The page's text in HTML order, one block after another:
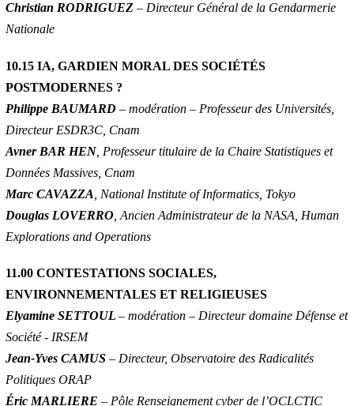
Christian RODRIGUEZ – Directeur Général de la Gendarmerie
Nationale
10.15 IA, GARDIEN MORAL DES SOCIÉTÉS
POSTMODERNES ?
Philippe BAUMARD – modération – Professeur des Universités,
Directeur ESDR3C, Cnam
Avner BAR HEN, Professeur titulaire de la Chaire Statistiques et
Données Massives, Cnam
Marc CAVAZZA , National Institute of Informatics, Tokyo
Douglas LOVERRO , Ancien Administrateur de la NASA, Human
Explorations and Operations
11.00 CONTESTATIONS SOCIALES,
ENVIRONNEMENTALES ET RELIGIEUSES
Elyamine SETTOUL – modération – Directeur domaine Défense et
Société - IRSEM
Jean-Yves CAMUS – Directeur, Observatoire des Radicalités
Politiques ORAP
Éric MARLIERE – Pôle Renseignement cyber de l’OCLCTIC